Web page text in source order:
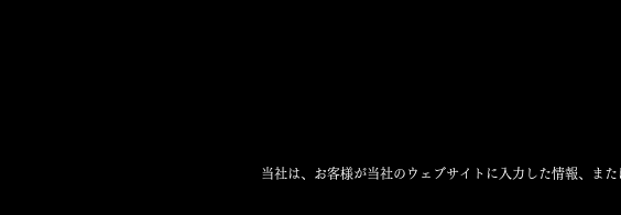
当社は、お客様が当社のウェブサイトに入力した情報、ま